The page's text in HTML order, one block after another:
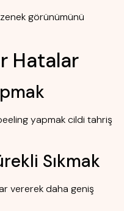
görünümünü
Hatalar
yapmak cildi tahriş
Sıkmak
vererek daha geniş